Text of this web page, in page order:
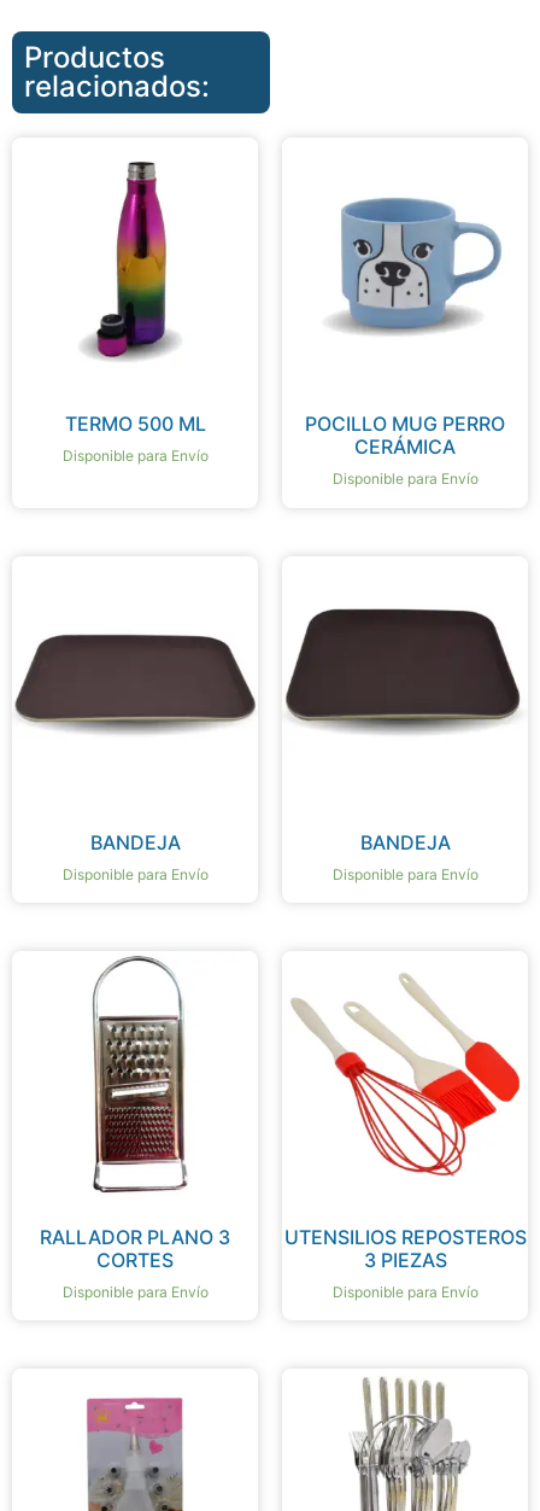
Productos
relacionados:
TERMO 500 ML
Disponible para Envío
POCILLO MUG PERRO
CERÁMICA
Disponible para Envío
BANDEJA
Disponible para Envío
BANDEJA
Disponible para Envío
RALLADOR PLANO 3
CORTES
Disponible para Envío
UTENSILIOS REPOSTEROS
3 PIEZAS
Disponible para Envío